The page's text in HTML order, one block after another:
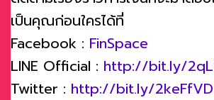
เป็นคุณก่อนใครได้ที่
Facebook : FinSpace
LINE Official : http://bit.ly/
Twitter : http://bit.ly/2keFfVD